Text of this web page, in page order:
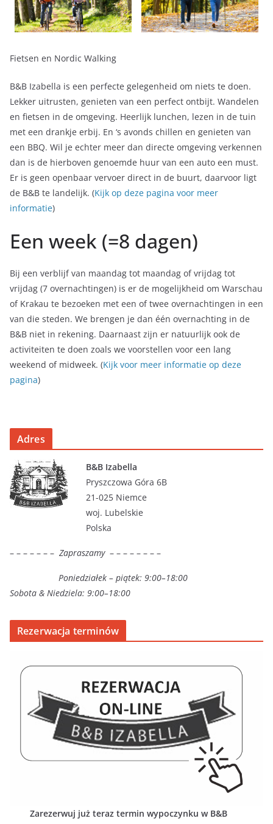
Fietsen en Nordic Walking
B&B Izabella is een perfecte gelegenheid om niets te doen.
Lekker uitrusten, genieten van een perfect ontbijt. Wandelen
en fietsen in de omgeving. Heerlijk lunchen, lezen in de tuin
met een drankje erbij. En ‘s avonds chillen en genieten van
een BBQ. Wil je echter meer dan directe omgeving verkennen
dan is de hierboven genoemde huur van een auto een must.
Er is geen openbaar vervoer direct in de buurt, daarvoor ligt
de B&B te landelijk. (Kijk op deze pagina voor meer
informatie)
Een week (=8 dagen)
Bij een verblijf van maandag tot maandag of vrijdag tot
vrijdag (7 overnachtingen) is er de mogelijkheid om Warschau
of Krakau te bezoeken met een of twee overnachtingen in een
van die steden. We brengen je dan één overnachting in de
B&B niet in rekening. Daarnaast zijn er natuurlijk ook de
activiteiten te doen zoals we voorstellen voor een lang
weekend of midweek. (Kijk voor meer informatie op deze
pagina)
Adres
B&B Izabella
Pryszczowa Góra 6B
21-025 Niemce
woj. Lubelskie
Polska
– – – – – – – Zapraszamy – – – – – – – –
Poniedziałek – piątek: 9:00–18:00
Sobota & Niedziela: 9:00–18:00
Rezerwacja terminów
Zarezerwuj już teraz termin wypoczynku w B&B